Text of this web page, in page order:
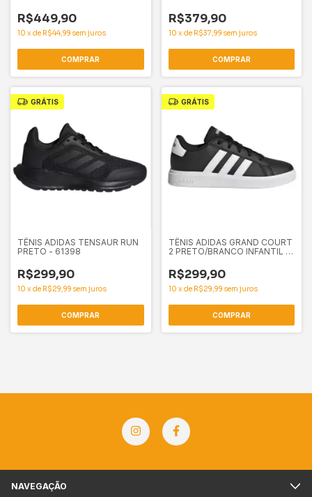
R$449,90
10 xde R$44,99 sem juros
COMPRAR
R$379,90
10 xde R$37,99 sem juros
COMPRAR
GRÁTIS
TÊNIS ADIDAS TENSAUR RUN
PRETO - 61398
R$299,90
10 x de R$29,99 sem juros
COMPRAR
GRÁTIS
TÊNIS ADIDAS GRAND COURT
2 PRETO/BRANCO INFANTIL -
R$299,90
10 x de R$29,99 sem juros
COMPRAR
NAVEGAÇÃO